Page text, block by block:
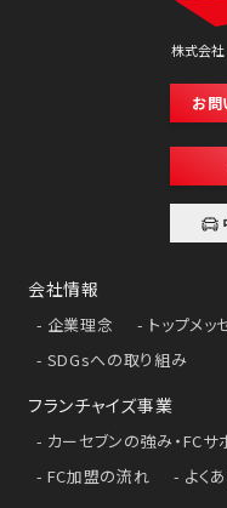
株式会社
お問
会社情報
企業理念 トップメッ
SDGsへの取り組み
フランチャイズ事業
カーセブンの強み・FCサ
FC加盟の流れ
よく